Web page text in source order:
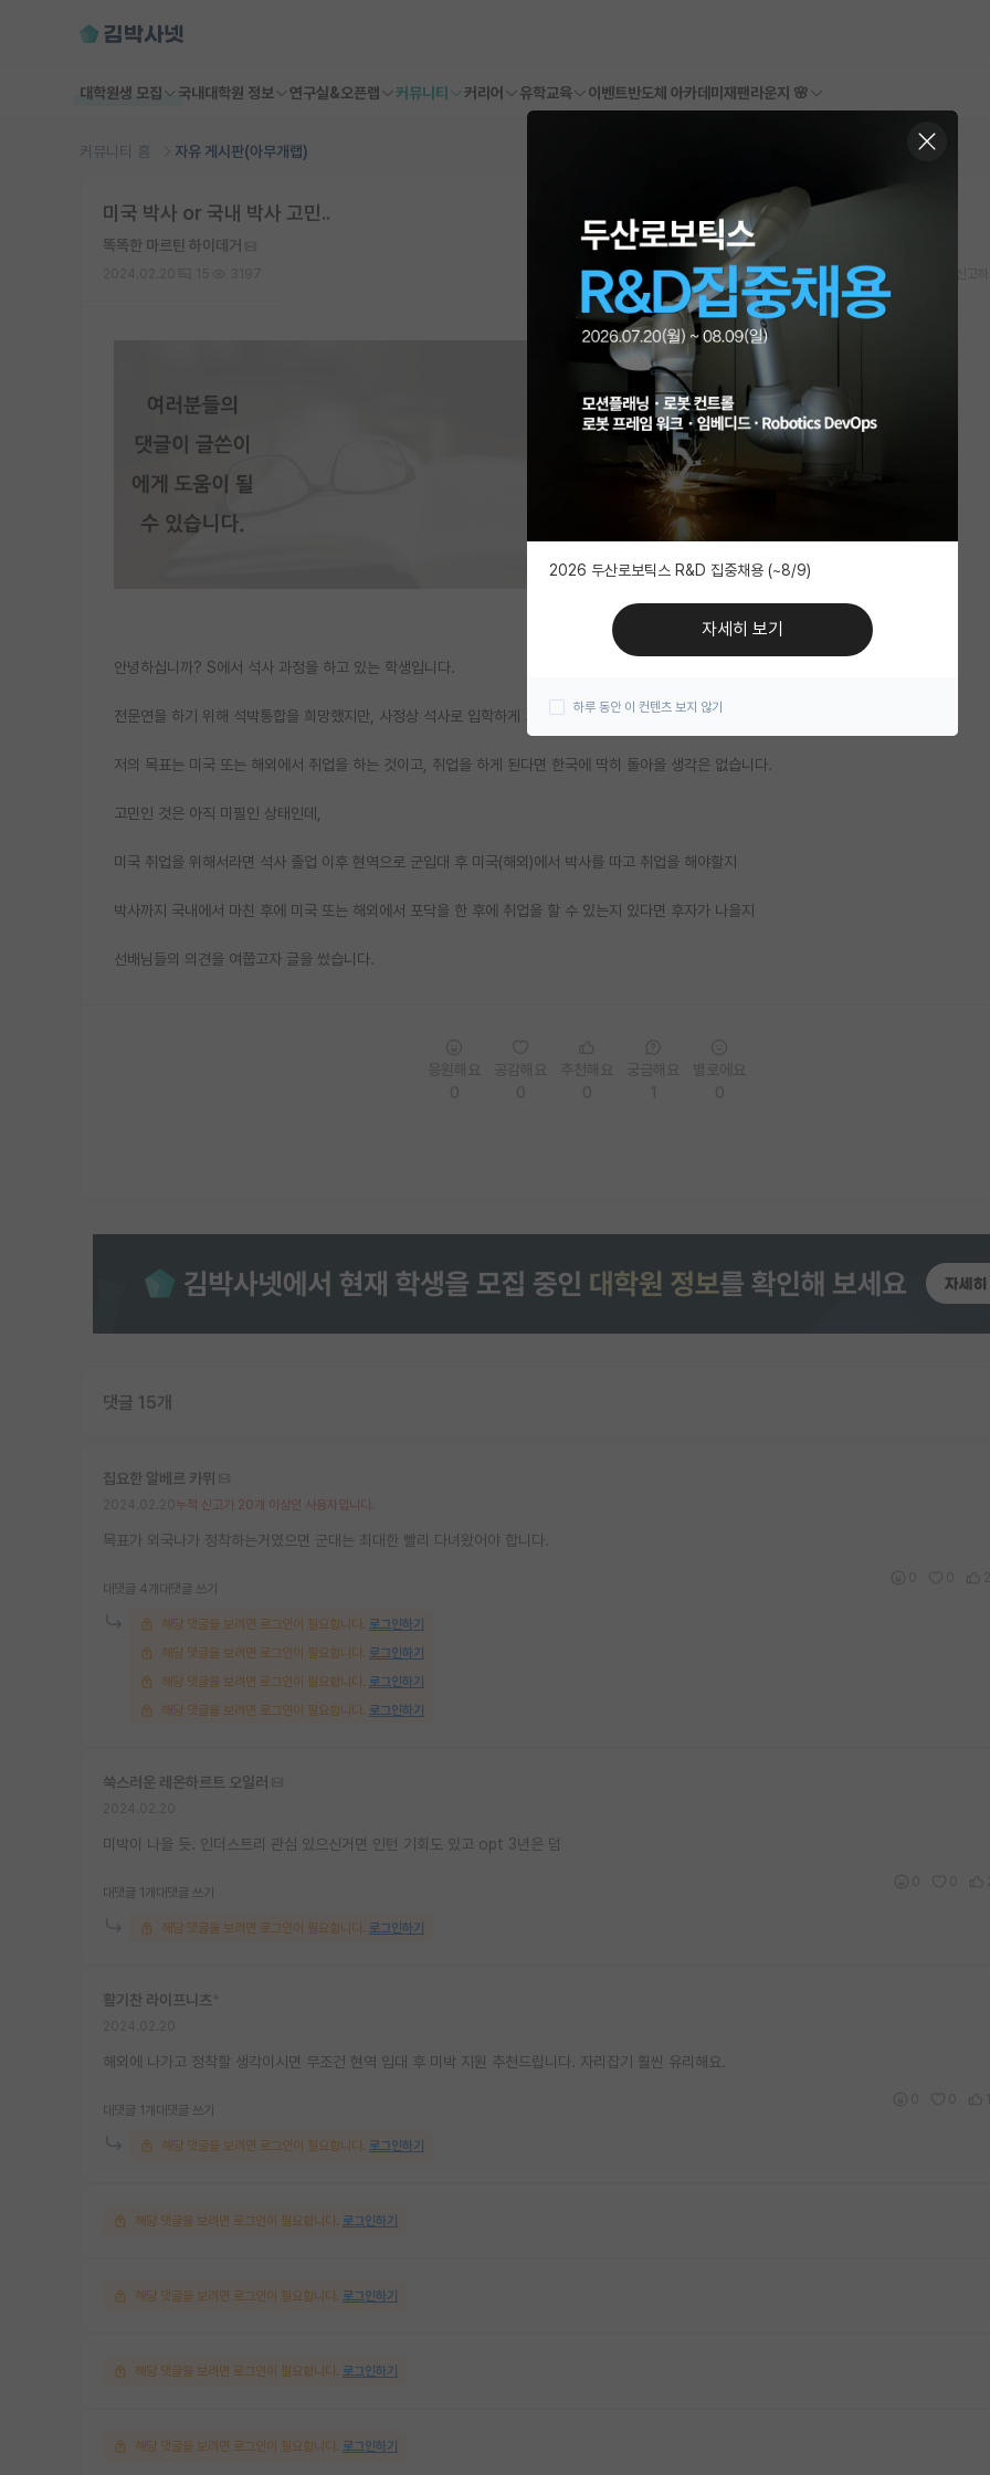
대학원생 모집 국내대학원 정보 연구실&오픈랩 커뮤니티 커리어 유학교육 이벤트반도체 아카데미 재팬라운지 🌸
커뮤니티 홈 자유 게시판(아무개랩)
미국 박사 or 국내 박사 고민..
똑똑한 마르틴 하이데거
안녕하십니까? S에서 석사 과정을 하고 있는 학생입니다.
전문연을 하기 위해 석박통합을 희망했지만, 사정상 석사로 입학하게 되었습니다.
저의 목표는 미국 또는 해외에서 취업을 하는 것이고, 취업을 하게 된다면 한국에 딱히 돌아올 생각은 없습니다.
고민인 것은 아직 미필인 상태인데,
미국 취업을 위해서라면 석사 졸업 이후 현역으로 군입대 후 미국(해외)에서 박사를 따고 취업을 해야할지
박사까지 국내에서 마친 후에 미국 또는 해외에서 포닥을 한 후에 취업을 할 수 있는지 있다면 후자가 나을지
선배님들의 의견을 여쭙고자 글을 썼습니다.
댓글 15개
집요한 알베르 카뮈
누적 신고가 20개 이상인 사용자입니다.
목표가 외국나가 정착하는거였으면 군대는 최대한 빨리 다녀왔어야 합니다.
대댓글 4개 대댓글 쓰기
해당 댓글을 보려면 로그인이 필요합니다. 로그인하기
해당 댓글을 보려면 로그인이 필요합니다. 로그인하기
해당 댓글을 보려면 로그인이 필요합니다. 로그인하기
해당 댓글을 보려면 로그인이 필요합니다. 로그인하기
쑥스러운 레온하르트 오일러
미박이 나을 듯. 인더스트리 관심 있으신거면 인턴 기회도 있고 opt 3년은 덤
대댓글 1개 대댓글 쓰기
해당 댓글을 보려면 로그인이 필요합니다. 로그인하기
활기찬 라이프니츠
해외에 나가고 정착할 생각이시면 무조건 현역 입대 후 미박 지원 추천드립니다. 자리잡기 훨씬 유리해요.
대댓글 1개 대댓글 쓰기
해당 댓글을 보려면 로그인이 필요합니다. 로그인하기
해당 댓글을 보려면 로그인이 필요합니다. 로그인하기
해당 댓글을 보려면 로그인이 필요합니다. 로그인하기
해당 댓글을 보려면 로그인이 필요합니다. 로그인하기
해당 댓글을 보려면 로그인이 필요합니다. 로그인하기
2026 두산로보틱스 R&D 집중채용 (~8/9)
자세히 보기
하루 동안 이 컨텐츠 보지 않기